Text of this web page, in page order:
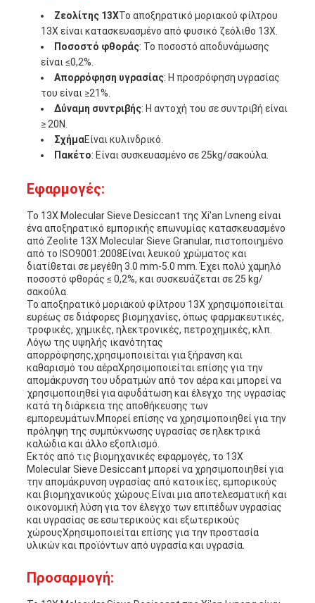
PRIVACY
POLICY
Ζεολίτης 13XΤο αποξηρατικό μοριακού φίλτρου
13X είναι κατασκευασμένο από φυσικό ζεόλιθο 13X.
Ποσοστό φθοράς: Το ποσοστό αποδυνάμωσης
είναι ≤0,2%.
Απορρόφηση υγρασίας: Η προσρόφηση υγρασίας
του είναι ≥21%.
Δύναμη συντριβής: Η αντοχή του σε συντριβή είναι
≥ 20N.
ΣχήμαΕίναι κυλινδρικό.
Πακέτο: Είναι συσκευασμένο σε 25kg/σακούλα.
Εφαρμογές:
Το 13X Molecular Sieve Desiccant της Xi'an Lvneng είναι
ένα αποξηρατικό εμπορικής επωνυμίας κατασκευασμένο
από Zeolite 13X Molecular Sieve Granular, πιστοποιημένο
από το ISO9001:2008Είναι λευκού χρώματος και
διατίθεται σε μεγέθη 3.0 mm-5.0 mm. Έχει πολύ χαμηλό
ποσοστό φθοράς ≤ 0,2%, και συσκευάζεται σε 25 kg/
σακούλα.
Το αποξηρατικό μοριακού φίλτρου 13X χρησιμοποιείται
ευρέως σε διάφορες βιομηχανίες, όπως φαρμακευτικές,
τροφικές, χημικές, ηλεκτρονικές, πετροχημικές, κλπ.
Λόγω της υψηλής ικανότητας
απορρόφησης,χρησιμοποιείται για ξήρανση και
καθαρισμό του αέραΧρησιμοποιείται επίσης για την
απομάκρυνση του υδρατμών από τον αέρα και μπορεί να
χρησιμοποιηθεί για αφυδάτωση και έλεγχο της υγρασίας
κατά τη διάρκεια της αποθήκευσης των
εμπορευμάτων.Μπορεί επίσης να χρησιμοποιηθεί για την
πρόληψη της συμπύκνωσης υγρασίας σε ηλεκτρικά
καλώδια και άλλο εξοπλισμό.
Εκτός από τις βιομηχανικές εφαρμογές, το 13X
Molecular Sieve Desiccant μπορεί να χρησιμοποιηθεί για
την απομάκρυνση υγρασίας από κατοικίες, εμπορικούς
και βιομηχανικούς χώρους.Είναι μια αποτελεσματική και
οικονομική λύση για τον έλεγχο των επιπέδων υγρασίας
και υγρασίας σε εσωτερικούς και εξωτερικούς
χώρουςΧρησιμοποιείται επίσης για την προστασία
υλικών και προϊόντων από υγρασία και υγρασία.
Προσαρμογή: